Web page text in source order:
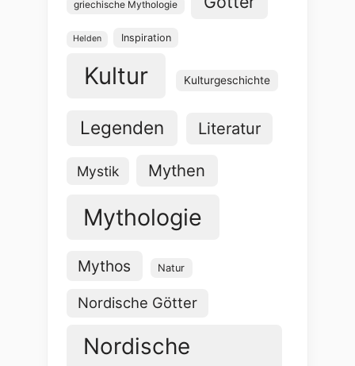
griechische Mythologie
Helden Inspiration
Kultur Kulturgeschichte
Legenden Literatur
Mystik Mythen
Mythologie
Mythos Natur
Nordische Götter
Nordische